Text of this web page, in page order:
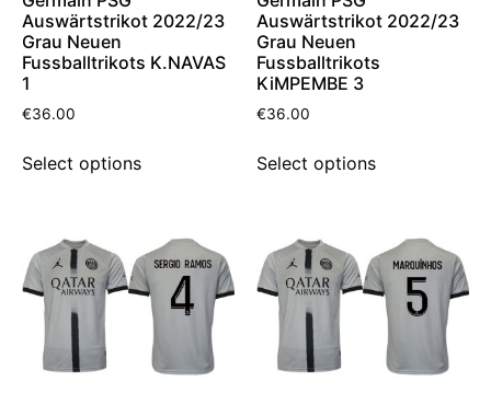
Auswärtstrikot 2022/23
Grau Neuen
Fussballtrikots K.NAVAS
1
€36.00
Select options
Auswärtstrikot 2022/23
Grau Neuen
Fussballtrikots
KiMPEMBE 3
€36.00
Select options